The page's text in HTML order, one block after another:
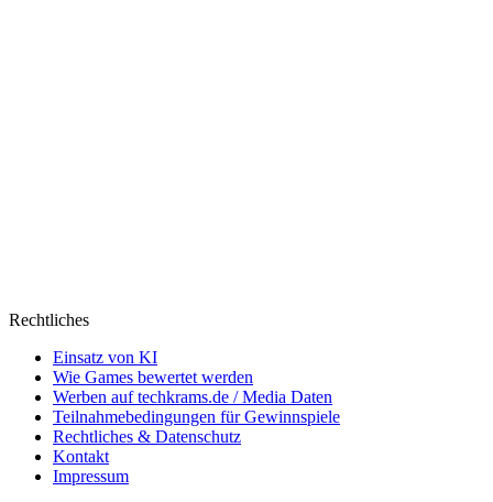
Rechtliches
Einsatz von KI
Wie Games bewertet werden
Werben auf techkrams.de / Media Daten
Teilnahmebedingungen für Gewinnspiele
Rechtliches & Datenschutz
Kontakt
Impressum